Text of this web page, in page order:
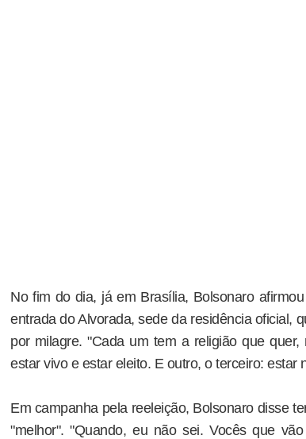
No fim do dia, já em Brasília, Bolsonaro
entrada do Alvorada, sede da residência oficial,
por milagre. "Cada um tem a religião que
estar vivo e estar eleito. E outro, o terceiro: estar
Em campanha pela reeleição, Bolsonaro disse
"melhor". "Quando, eu não sei. Vocês que